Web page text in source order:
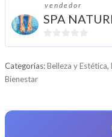
vendedor
SPA
0
e
Categorías:Belleza y Estética,
Bienestar